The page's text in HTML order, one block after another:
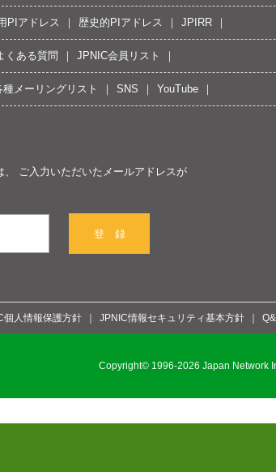
PIアドレス 歴史的PIアドレス JPIRR
くある質問 JPNIC会員リスト
種メーリングリスト SNS YouTube
ご入力いただいたメールアドレスが
登 録
個人情報保護方針 JPNIC情報セキュリティ基本方針
Copyright© 1996-2026 Japan Network